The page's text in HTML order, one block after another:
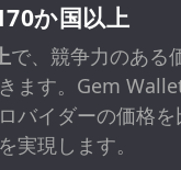
か国以上
で、競争力のある
ます。Gem
バイダーの価格
実現します。